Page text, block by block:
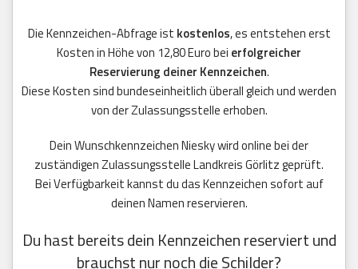
Die Kennzeichen-Abfrage ist kostenlos, es entstehen erst
Kosten in Höhe von 12,80 Euro bei erfolgreicher
Reservierung deiner Kennzeichen.
Diese Kosten sind bundeseinheitlich überall gleich und werden
von der Zulassungsstelle erhoben.
Dein Wunschkennzeichen Niesky wird online bei der
zuständigen Zulassungsstelle Landkreis Görlitz geprüft.
Bei Verfügbarkeit kannst du das Kennzeichen sofort auf
deinen Namen reservieren.
Du hast bereits dein Kennzeichen reserviert und
brauchst nur noch die Schilder?